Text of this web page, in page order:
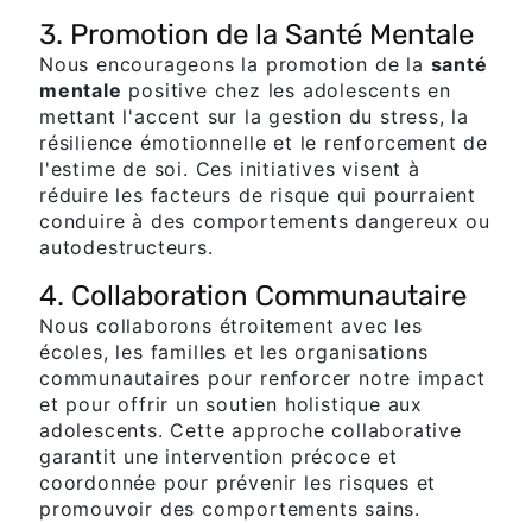
3. Promotion de la Santé Mentale
Nous encourageons la promotion de la santé
mentale positive chez les adolescents en
mettant l'accent sur la gestion du stress, la
résilience émotionnelle et le renforcement de
l'estime de soi. Ces initiatives visent à
réduire les facteurs de risque qui pourraient
conduire à des comportements dangereux ou
autodestructeurs.
4. Collaboration Communautaire
Nous collaborons étroitement avec les
écoles, les familles et les organisations
communautaires pour renforcer notre impact
et pour offrir un soutien holistique aux
adolescents. Cette approche collaborative
garantit une intervention précoce et
coordonnée pour prévenir les risques et
promouvoir des comportements sains.